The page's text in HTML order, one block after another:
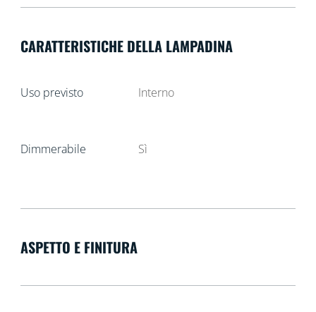
CARATTERISTICHE DELLA LAMPADINA
Uso previsto Interno
Dimmerabile Sì
ASPETTO E FINITURA